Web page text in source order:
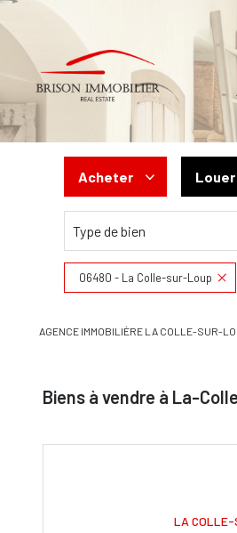
Acheter
De l'ancien
Louer
Type de bien
06480 - La Colle-sur-Loup
AGENCE IMMOBILIÈRE LA COLLE-SUR-
Biens à vendre à La-
LA